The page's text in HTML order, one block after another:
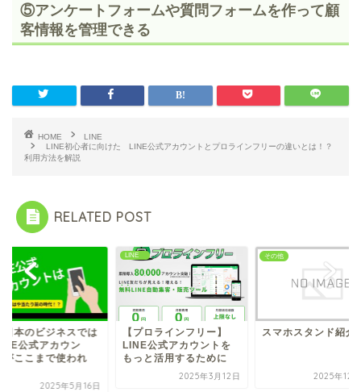
⑤アンケートフォームや質問フォームを作って顧
客情報を管理できる
HOME
LINE
LINE初心者に向けた LINE公式アカウントとプロラインフリーの違いとは！？
利用方法を解説
RELATED POST
日本のビジネスでは
公式アカウン
がここまで使われ
2025年5月16日
LINE
【プロラインフリー】
LINE公式アカウントを
もっと活用するために
2025年3月12日
その他
スマホスタンド紹介
2025年12